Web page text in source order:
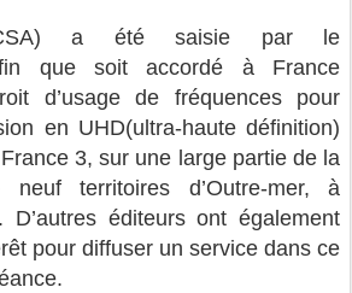
CSA) a été saisie par le
que soit accordé à France
d’usage de fréquences pour
en UHD(ultra-haute définition)
3, sur une large partie de la
territoires d’Outre-mer, à
D’autres éditeurs ont également
pour diffuser un service dans ce